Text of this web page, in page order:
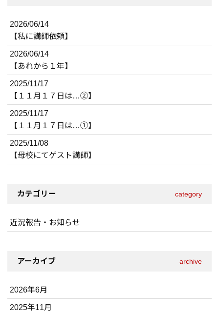
2026/06/14
【私に講師依頼】
2026/06/14
【あれから１年】
2025/11/17
【１１月１７日は…②】
2025/11/17
【１１月１７日は…①】
2025/11/08
【母校にてゲスト講師】
カテゴリー category
近況報告・お知らせ
アーカイブ archive
2026年6月
2025年11月